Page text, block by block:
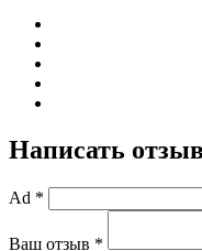
Написать
Ad *
Ваш отзыв *